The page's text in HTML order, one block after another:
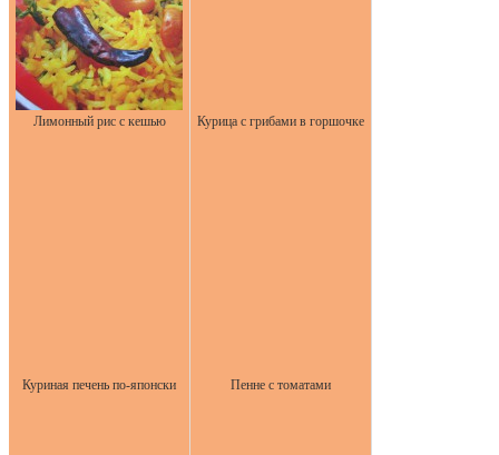
Лимонный рис с кешью Курица с грибами в горшочке
Куриная печень по-японски Пенне с томатами